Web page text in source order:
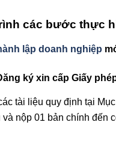
các bước thực
lập doanh nghiệp
ký xin cấp Giấy
tài liệu quy định tại
và nộp 01 bản chính đến